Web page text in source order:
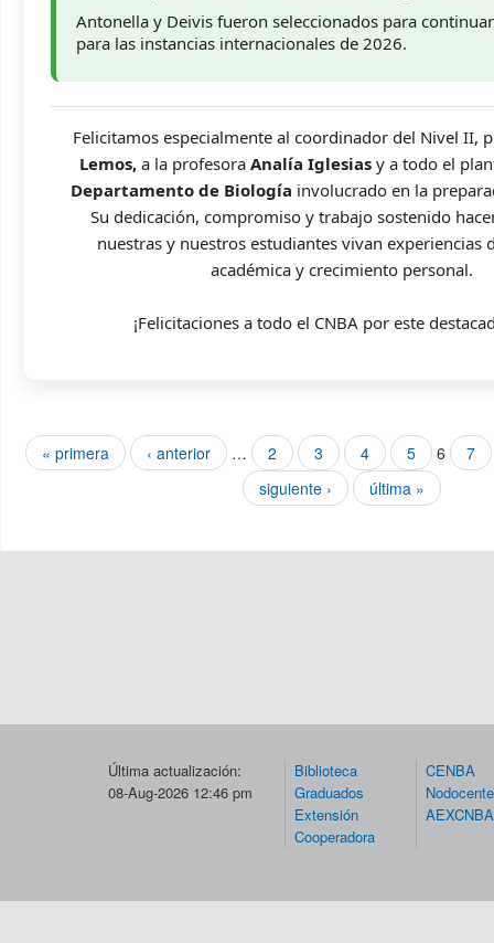
Antonella y Deivis fueron seleccionados para
para las instancias internacionales de 2026.
Felicitamos especialmente al coordinador del Nivel II,
Lemos, a la profesora Analía Iglesias y a todo el
Departamento de Biología involucrado en la
Su dedicación, compromiso y trabajo sostenido
nuestras y nuestros estudiantes vivan experiencias
académica y crecimiento personal.
¡Felicitaciones a todo el CNBA por este
Páginas
« primera ‹ anterior … 2 3 4 5 6
7
siguiente ›
última »
Última actualización:
08-Aug-2026 12:46 pm
Biblioteca
Graduados
Extensión
Cooperadora
CENBA
AEXCNBA